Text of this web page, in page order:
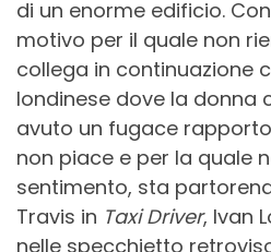
di un enorme edificio.
motivo per il quale non
collega in continuazione
londinese dove la donna
avuto un fugace
non piace e per la quale
sentimento, sta
Travis in Taxi Driver, Ivan
nelle specchietto